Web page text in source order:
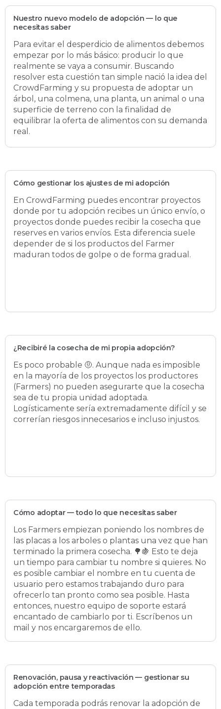
Nuestro nuevo modelo de adopción — lo que
necesitas saber
Para evitar el desperdicio de alimentos debemos
empezar por lo más básico: producir lo que
realmente se vaya a consumir. Buscando
resolver esta cuestión tan simple nació la idea del
CrowdFarming y su propuesta de adoptar un
árbol, una colmena, una planta, un animal o una
superficie de terreno con la finalidad de
equilibrar la oferta de alimentos con su demanda
real.
Cómo gestionar los ajustes de mi adopción
En CrowdFarming puedes encontrar proyectos
donde por tu adopción recibes un único envío, o
proyectos donde puedes recibir la cosecha que
reserves en varios envíos. Esta diferencia suele
depender de si los productos del Farmer
maduran todos de golpe o de forma gradual.
¿Recibiré la cosecha de mi propia adopción?
Es poco probable 🤨. Aunque nada es imposible
en la mayoría de los proyectos los productores
(Farmers) no pueden asegurarte que la cosecha
sea de tu propia unidad adoptada.
Logísticamente sería extremadamente difícil y se
correrían riesgos innecesarios e incluso injustos.
Cómo adoptar — todo lo que necesitas saber
Los Farmers empiezan poniendo los nombres de
las placas a los arboles o plantas una vez que han
terminado la primera cosecha. 🌳🍇 Esto te deja
un tiempo para cambiar tu nombre si quieres. No
es posible cambiar el nombre en tu cuenta de
usuario pero estamos trabajando duro para
ofrecerlo tan pronto como sea posible. Hasta
entonces, nuestro equipo de soporte estará
encantado de cambiarlo por ti. Escríbenos un
mail y nos encargaremos de ello.
Renovación, pausa y reactivación — gestionar su
adopción entre temporadas
Cada temporada podrás renovar la adopción de